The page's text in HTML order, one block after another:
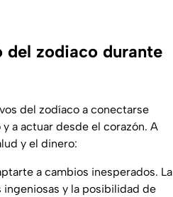
del zodiaco durante
del zodíaco a conectarse
a actuar desde el corazón. A
y el dinero:
a cambios inesperados. La
y la posibilidad de